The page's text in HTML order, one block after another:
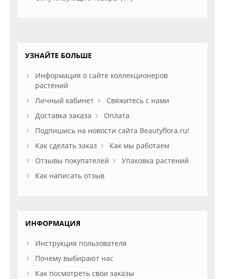
УЗНАЙТЕ БОЛЬШЕ
Информация о сайте коллекционеров
растений
Личный кабинет
Свяжитесь с нами
Доставка заказа
Оплата
Подпишись на новости сайта Beautyflora.ru!
Как сделать заказ
Как мы работаем
Отзывы покупателей
Упаковка растений
Как написать отзыв
ИНФОРМАЦИЯ
Инструкция пользователя
Почему выбирают нас
Как посмотреть свои заказы